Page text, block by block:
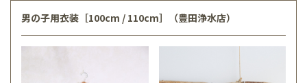
男の子用衣装［100cm / 110cm］（豊田浄水店）